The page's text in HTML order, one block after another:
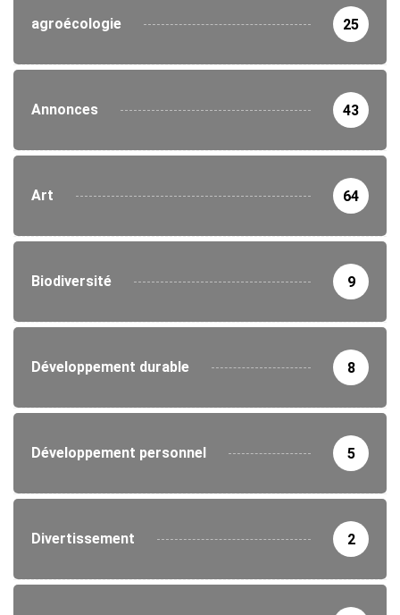
agroécologie 25
Annonces 43
Art 64
Biodiversité 9
Développement durable 8
Développement personnel 5
Divertissement 2